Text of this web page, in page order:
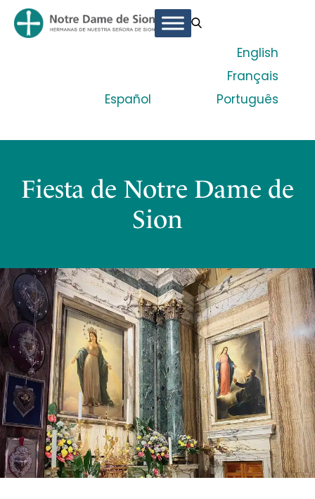
Español
English
Français
Português
Fiesta de Notre Dame de
Sion